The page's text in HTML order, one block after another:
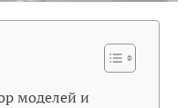
моделей и